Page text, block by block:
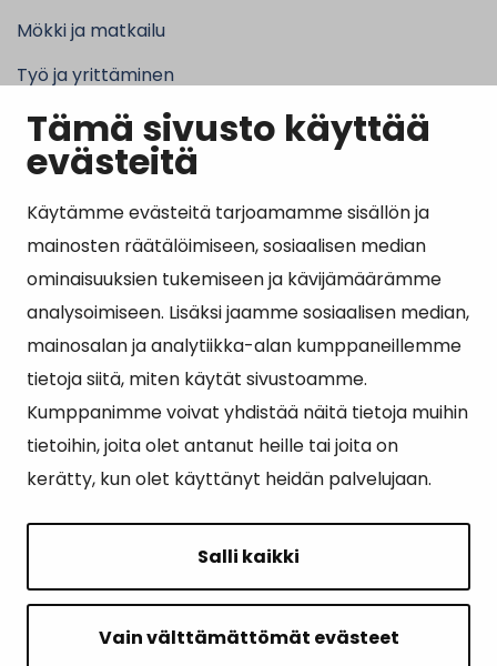
Tämä sivusto käyttää
evästeitä
Käytämme evästeitä tarjoamamme sisällön ja
mainosten räätälöimiseen, sosiaalisen median
ominaisuuksien tukemiseen ja kävijämäärämme
analysoimiseen. Lisäksi jaamme sosiaalisen median,
mainosalan ja analytiikka-alan kumppaneillemme
tietoja siitä, miten käytät sivustoamme.
Kumppanimme voivat yhdistää näitä tietoja muihin
tietoihin, joita olet antanut heille tai joita on
kerätty, kun olet käyttänyt heidän palvelujaan.
Salli kaikki
Vain välttämättömät evästeet
Mökki ja matkailu
Työ ja yrittäminen
Kunta ja hallinto
Suosituimmat sivut
Esityslistat, pöytäkirjat, viranhaltijapäätökset ja
kuulutukset
Tietoa ja ohjeistusta koronavirukseen liittyen
Asiointipiste
Sähköinen asiointi
Yhteydenotto
Tilavaraus